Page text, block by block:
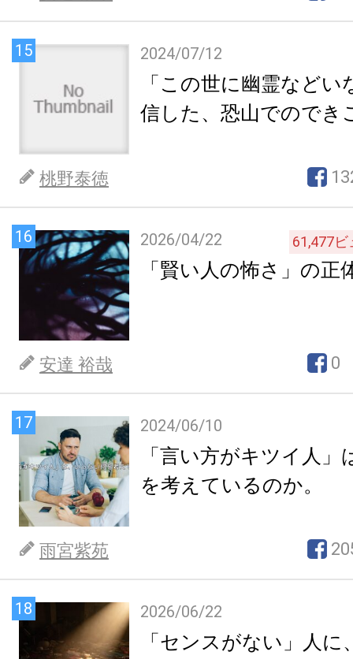
15 2024/07/12
「この世に幽霊など
信した、恐山でのでき
桃野泰徳
16 2026/04/22 61,477ビ
「賢い人の怖さ」の正
安達 裕哉 0
17 2024/06/10
「言い方がキツイ人
を考えているのか。
雨宮紫苑
18 2026/06/22
「センスがない」人